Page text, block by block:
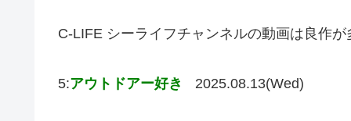
C-LIFE シーライフチャンネルの動画は良作が
5:アウトドアー好き 2025.08.13(Wed)